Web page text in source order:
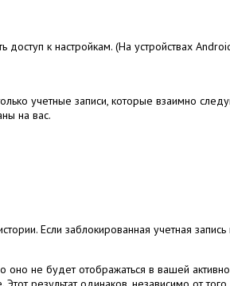
доступ к настройкам. (На устройствах
учетные записи, которые взаимно
на вас.
Если заблокированная учетная
не будет отображаться в вашей